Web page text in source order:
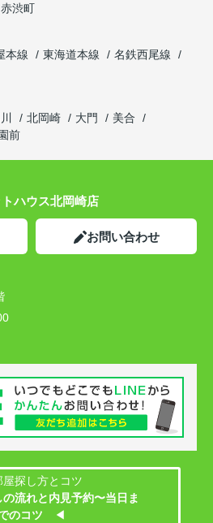
赤渋町
本線 東海道本線
名鉄西尾線
北岡崎 大門
美合
前
ハウス北岡崎店
お問い合わせ
屋探し方とコツ
流れと内見予約〜当日ま
のコツ
◀